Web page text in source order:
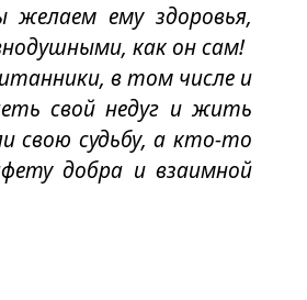
желаем ему здоровья,
как он сам!
в том числе и
свой недуг и жить
свою судьбу, а кто-то
добра и взаимной